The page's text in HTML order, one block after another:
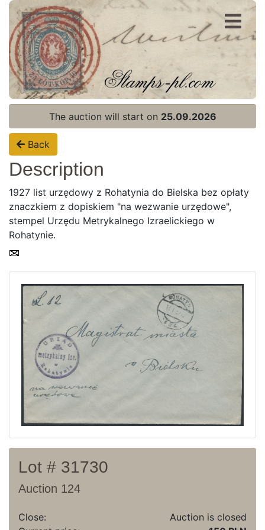
Register
Login
Home page
Current auction
Recent result
Archive
Regulation
Contact
The auction will start on 25.09.2026
Back
Description
1927 list urzędowy z Rohatynia do Bielska bez opłaty
znaczkiem z dopiskiem "na wezwanie urzędowe",
stempel Urzędu Metrykalnego Izraelickiego w
Rohatynie.
Lot # 31730
Auction 124
Close:
Auction is closed